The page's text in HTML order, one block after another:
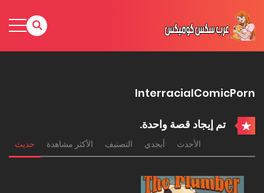
InterracialComicPorn
تم إيجاد قصة واحدة.
الأحدث أبجدي التصنيف الأكثر مشاهدة حديث